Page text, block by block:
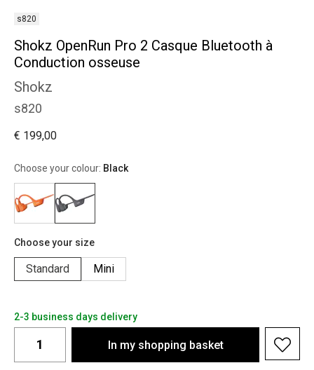
s820
Shokz OpenRun Pro 2 Casque Bluetooth à
Conduction osseuse
Shokz
s820
€ 199,00
Choose your colour: Black
Choose your size
Standard Mini
2-3 business days delivery
In my shopping basket